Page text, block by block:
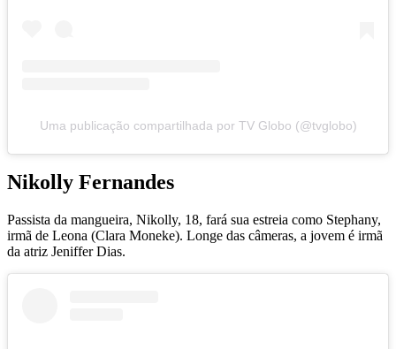
Uma publicação compartilhada por TV Globo (@tvglobo)
Nikolly Fernandes
Passista da mangueira, Nikolly, 18, fará sua estreia como Stephany,
irmã de Leona (Clara Moneke). Longe das câmeras, a jovem é irmã
da atriz Jeniffer Dias.